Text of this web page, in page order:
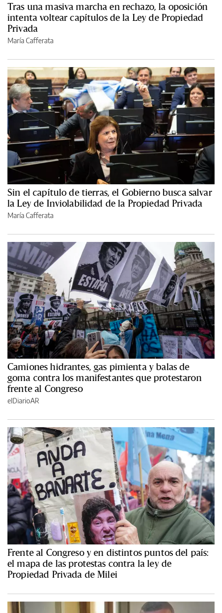
Tras una masiva marcha en rechazo, la oposición
intenta voltear capítulos de la Ley de Propiedad
Privada
María Cafferata
Sin el capítulo de tierras, el Gobierno busca salvar
la Ley de Inviolabilidad de la Propiedad Privada
María Cafferata
Camiones hidrantes, gas pimienta y balas de
goma contra los manifestantes que protestaron
frente al Congreso
elDiarioAR
Frente al Congreso y en distintos puntos del país:
el mapa de las protestas contra la ley de
Propiedad Privada de Milei